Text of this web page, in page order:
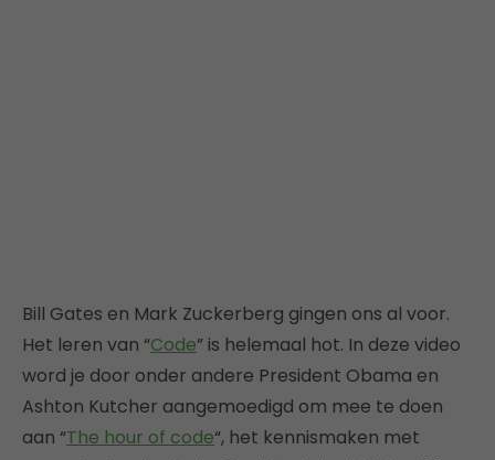
Bill Gates en Mark Zuckerberg gingen ons al voor.
Het leren van “Code” is helemaal hot. In deze video
word je door onder andere President Obama en
Ashton Kutcher aangemoedigd om mee te doen
aan “The hour of code“, het kennismaken met